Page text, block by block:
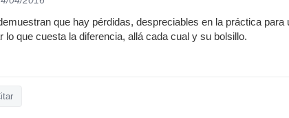
que hay pérdidas, despreciables en la práctica
lo que cuesta la diferencia, allá cada cual y su bolsillo.